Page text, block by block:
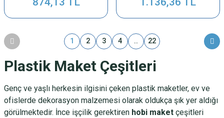
1 2 3 4 .. 22
Plastik Maket Çeşitleri
Genç ve yaşlı herkesin ilgisini çeken plastik maketler, ev ve
ofislerde dekorasyon malzemesi olarak oldukça şık yer aldığı
görülmektedir. İnce işçilik gerektiren hobi maket çeşitleri